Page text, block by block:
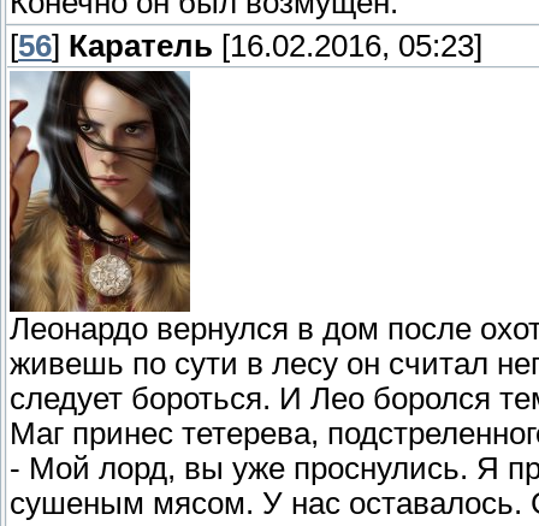
[56] Каратель [16.02.2016, 05:23]
Леонардо вернулся в дом после
живешь по сути в лесу он считал
следует бороться. И Лео боролся
Маг принес тетерева,
- Мой лорд, вы уже проснулись. Я
сушеным мясом. У нас оставалось.